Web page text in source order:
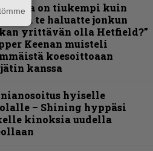
on tiukempi kuin
ja te haluatte jonkun
yrittävän olla Hetfield?”
Keenan muisteli
koesoittoaan
kanssa
hyiselle
– Shining hyppäsi
kinoksia uudella